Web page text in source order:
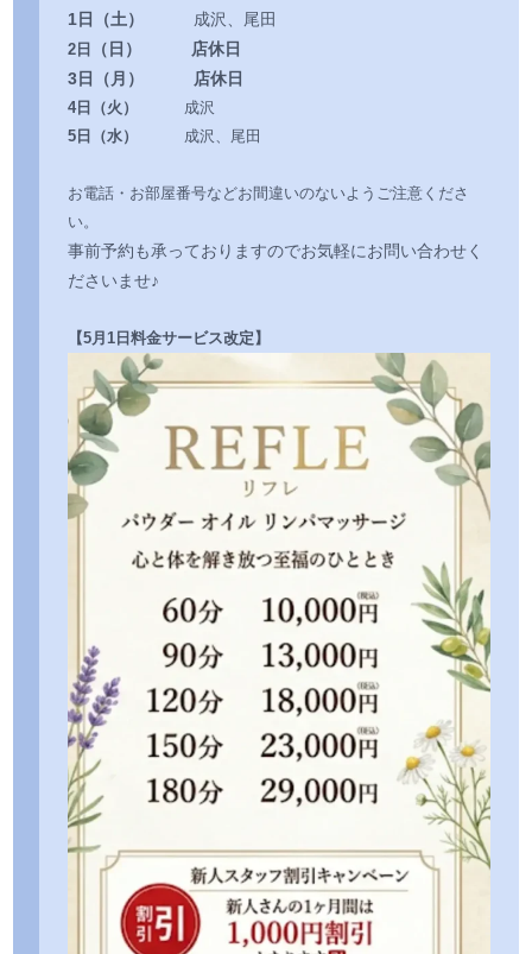
1日（土） 成沢、尾田
2日 （日 ） 店休日
3日（月 ） 店休日
4日（火）
成沢
5日（水） 成沢、尾田
お電話・お部屋番号などお間違いのないようご注意くださ
い。
事前予約も承っておりますのでお気軽にお問い合わせく
ださいませ♪
【5月1日料金サービス改定】